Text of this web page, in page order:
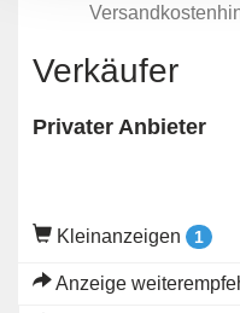
Verkäufer
Privater Anbieter
Kleinanzeigen 1
Anzeige